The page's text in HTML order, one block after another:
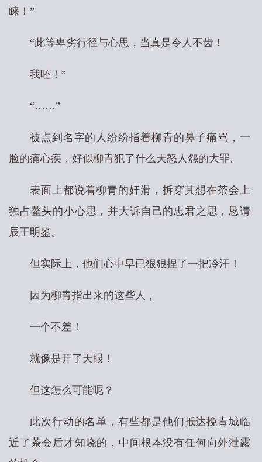
睐！”
“此等卑劣行径与心思，当真是令人不齿！
我呸！”
“……”
被点到名字的人纷纷指着柳青的鼻子痛骂，一
脸的痛心疾，好似柳青犯了什么天怒人怨的大罪。
表面上都说着柳青的奸滑，拆穿其想在茶会上
独占鳌头的小心思，并大诉自己的忠君之思，恳请
辰王明鉴。
但实际上，他们心中早已狠狠捏了一把冷汗！
因为柳青指出来的这些人，
一个不差！
就像是开了天眼！
但这怎么可能呢？
此次行动的名单，有些都是他们抵达挽青城临
近了茶会后才知晓的，中间根本没有任何向外泄露